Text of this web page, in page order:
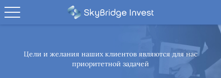
Цели и желания наших клиентов являются для нас
приоритетной задачей